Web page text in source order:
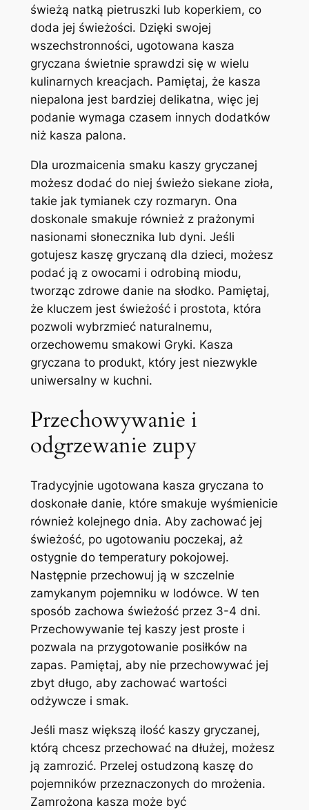
świeżą natką pietruszki lub koperkiem, co
doda jej świeżości. Dzięki swojej
wszechstronności, ugotowana kasza
gryczana świetnie sprawdzi się w wielu
kulinarnych kreacjach. Pamiętaj, że kasza
niepalona jest bardziej delikatna, więc jej
podanie wymaga czasem innych dodatków
niż kasza palona.
Dla urozmaicenia smaku kaszy gryczanej
możesz dodać do niej świeżo siekane zioła,
takie jak tymianek czy rozmaryn. Ona
doskonale smakuje również z prażonymi
nasionami słonecznika lub dyni. Jeśli
gotujesz kaszę gryczaną dla dzieci, możesz
podać ją z owocami i odrobiną miodu,
tworząc zdrowe danie na słodko. Pamiętaj,
że kluczem jest świeżość i prostota, która
pozwoli wybrzmieć naturalnemu,
orzechowemu smakowi Gryki. Kasza
gryczana to produkt, który jest niezwykle
uniwersalny w kuchni.
Przechowywanie i
odgrzewanie zupy
Tradycyjnie ugotowana kasza gryczana to
doskonałe danie, które smakuje wyśmienicie
również kolejnego dnia. Aby zachować jej
świeżość, po ugotowaniu poczekaj, aż
ostygnie do temperatury pokojowej.
Następnie przechowuj ją w szczelnie
zamykanym pojemniku w lodówce. W ten
sposób zachowa świeżość przez 3-4 dni.
Przechowywanie tej kaszy jest proste i
pozwala na przygotowanie posiłków na
zapas. Pamiętaj, aby nie przechowywać jej
zbyt długo, aby zachować wartości
odżywcze i smak.
Jeśli masz większą ilość kaszy gryczanej,
którą chcesz przechować na dłużej, możesz
ją zamrozić. Przelej ostudzoną kaszę do
pojemników przeznaczonych do mrożenia.
Zamrożona kasza może być